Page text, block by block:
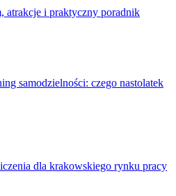
atrakcje i praktyczny poradnik
samodzielności: czego nastolatek
dla krakowskiego rynku pracy